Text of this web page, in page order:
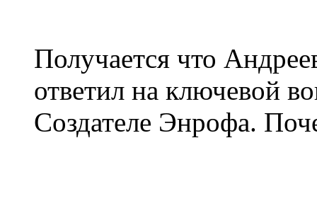
Получается что
ответил на ключевой
Создателе Энрофа.